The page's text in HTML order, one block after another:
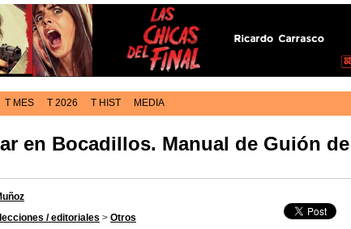
T MES T 2026 T HIST MEDIA
en Bocadillos. Manual de Guión de
/ editoriales > Otros